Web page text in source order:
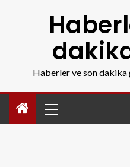
Haberler ve son dakika